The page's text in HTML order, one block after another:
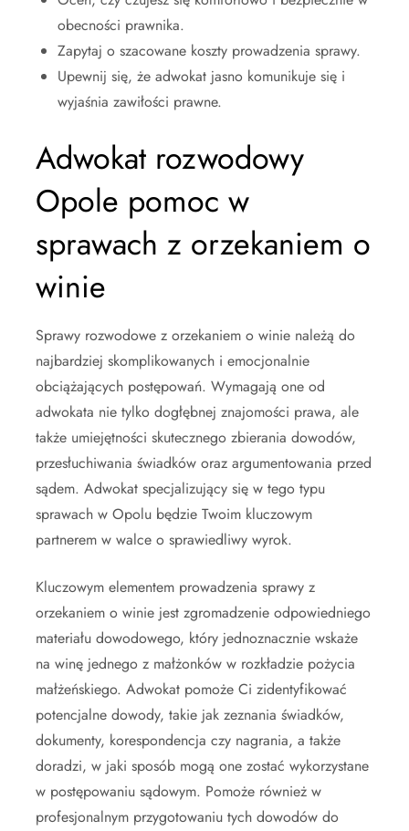
obecności prawnika.
Zapytaj o szacowane koszty prowadzenia sprawy.
Upewnij się, że adwokat jasno komunikuje się i
wyjaśnia zawiłości prawne.
Adwokat rozwodowy
Opole pomoc w
sprawach z orzekaniem o
winie
Sprawy rozwodowe z orzekaniem o winie należą do
najbardziej skomplikowanych i emocjonalnie
obciążających postępowań. Wymagają one od
adwokata nie tylko dogłębnej znajomości prawa, ale
także umiejętności skutecznego zbierania dowodów,
przesłuchiwania świadków oraz argumentowania przed
sądem. Adwokat specjalizujący się w tego typu
sprawach w Opolu będzie Twoim kluczowym
partnerem w walce o sprawiedliwy wyrok.
Kluczowym elementem prowadzenia sprawy z
orzekaniem o winie jest zgromadzenie odpowiedniego
materiału dowodowego, który jednoznacznie wskaże
na winę jednego z małżonków w rozkładzie pożycia
małżeńskiego. Adwokat pomoże Ci zidentyfikować
potencjalne dowody, takie jak zeznania świadków,
dokumenty, korespondencja czy nagrania, a także
doradzi, w jaki sposób mogą one zostać wykorzystane
w postępowaniu sądowym. Pomoże również w
profesjonalnym przygotowaniu tych dowodów do